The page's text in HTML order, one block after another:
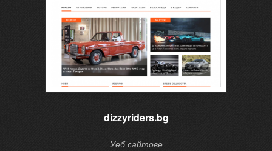
dizzyriders.bg
Уеб сайтове